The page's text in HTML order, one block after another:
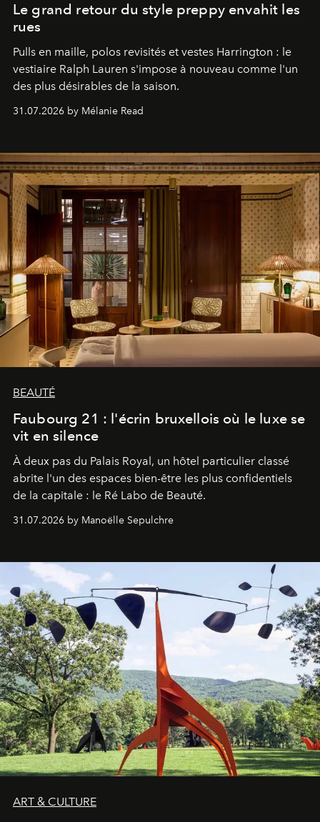
Le grand retour du style preppy envahit les
rues
Pulls en maille, polos revisités et vestes Harrington : le
vestiaire Ralph Lauren s'impose à nouveau comme l'un
des plus désirables de la saison.
31.07.2026 by Mélanie Read
BEAUTÉ
Faubourg 21 : l'écrin bruxellois où le luxe se
vit en silence
À deux pas du Palais Royal, un hôtel particulier classé
abrite l'un des espaces bien-être les plus confidentiels
de la capitale : le Ré Labo de Beauté.
31.07.2026 by Manoëlle Sepulchre
ART & CULTURE